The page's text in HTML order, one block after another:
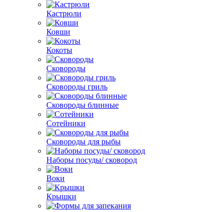
Кастрюли
Ковши
Кокоты
Сковороды
Сковороды гриль
Сковороды блинные
Сотейники
Сковороды для рыбы
Наборы посуды/ сковород
Воки
Крышки